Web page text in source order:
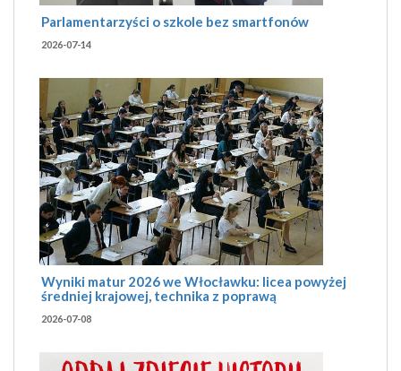
Parlamentarzyści o szkole bez smartfonów
2026-07-14
Wyniki matur 2026 we Włocławku: licea powyżej
średniej krajowej, technika z poprawą
2026-07-08